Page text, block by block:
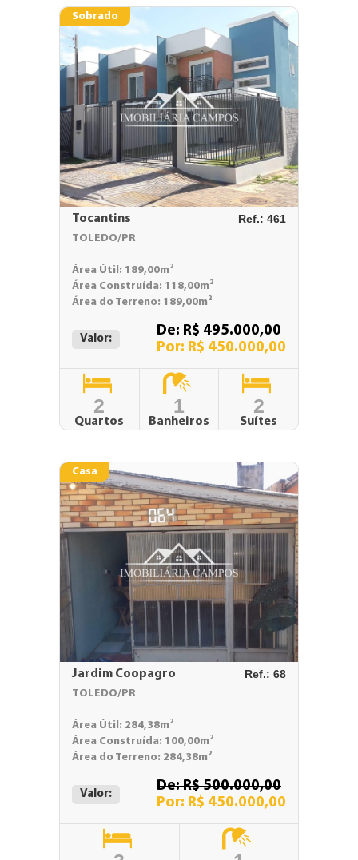
Sobrado
Tocantins Ref.: 461
TOLEDO/PR
Área Útil: 189,00m²
Área Construída: 118,00m²
Área do Terreno: 189,00m²
Valor:
De: R$ 495.000,00
Por: R$ 450.000,00
2
Quartos
1
Banheiros
2
Suítes
Casa
Jardim Coopagro Ref.: 68
TOLEDO/PR
Área Útil: 284,38m²
Área Construída: 100,00m²
Área do Terreno: 284,38m²
Valor:
De: R$ 500.000,00
Por: R$ 450.000,00